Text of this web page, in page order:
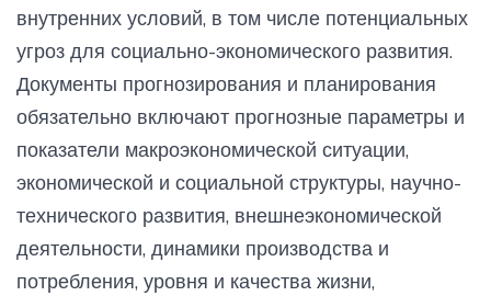
внутренних условий, в том числе потенциальных
угроз для социально-экономического развития.
Документы прогнозирования и планирования
обязательно включают прогнозные параметры и
показатели макроэкономической ситуации,
экономической и социальной структуры, научно-
технического развития, внешнеэкономической
деятельности, динамики производства и
потребления, уровня и качества жизни,